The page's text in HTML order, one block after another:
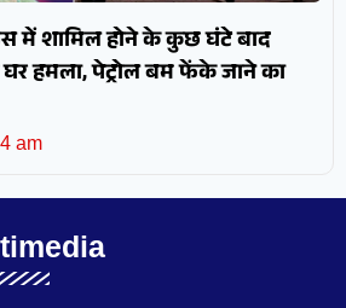
में शामिल होने के कुछ घंटे बाद
हमला, पेट्रोल बम फेंके जाने का
am